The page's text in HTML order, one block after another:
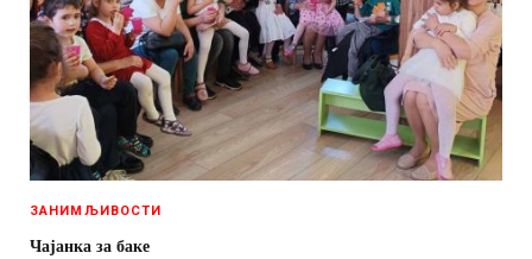
ЗАНИМЉИВОСТИ
Чајанка за баке